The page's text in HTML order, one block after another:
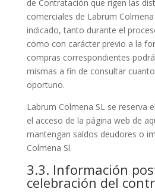
de Contratación que rigen las
comerciales de Labrum
indicado, tanto durante el
como con carácter previo a la
compras correspondientes
mismas a fin de consultar
oportuno.
Labrum Colmena SL se reserva
el acceso de la página web de
mantengan saldos deudores o
Colmena Sl.
3.3. Información
celebración del